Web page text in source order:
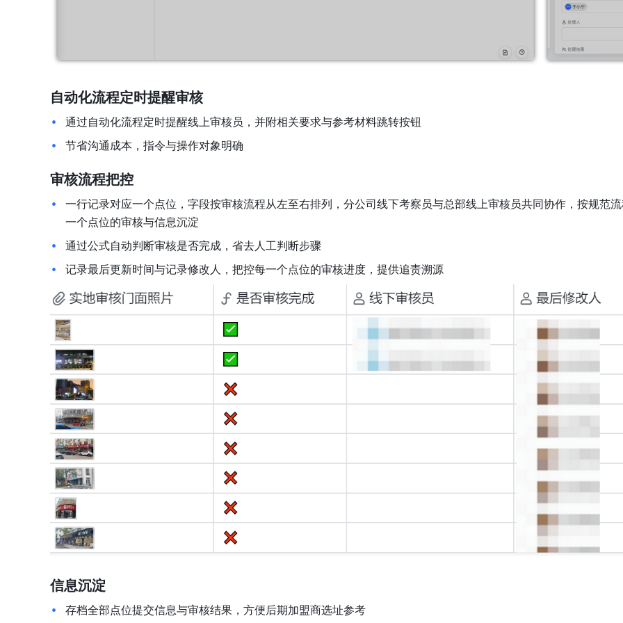
自动化流程定时提醒审核
通过自动化流程定时提醒线上审核员，并附相关要求与参考材料跳转按钮
节省沟通成本，指令与操作对象明确
审核流程把控
一行记录对应一个点位，字段按审核流程从左至右排列，分公司线下考察员与总部线上审核员共同协作，按规范
一个点位的审核与信息沉淀
通过公式自动判断审核是否完成，省去人工判断步骤
记录最后更新时间与记录修改人，把控每一个点位的审核进度，提供追责溯源
信息沉淀
存档全部点位提交信息与审核结果，方便后期加盟商选址参考